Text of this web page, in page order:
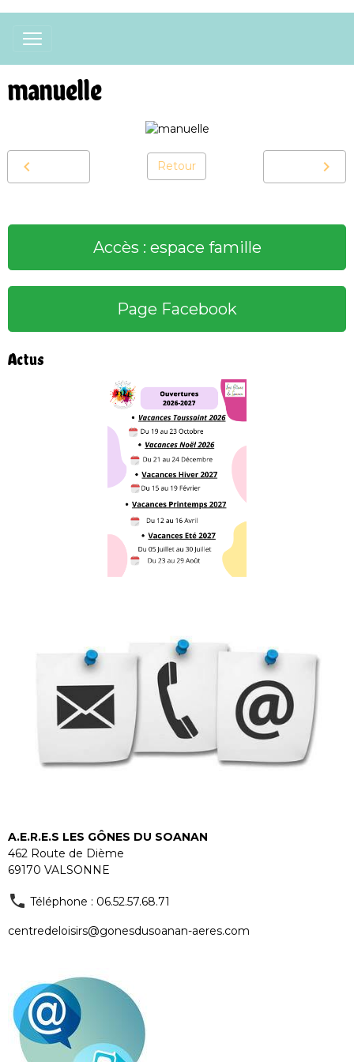
manuelle
Retour
Accès : espace famille
Page Facebook
Actus
A.E.R.E.S LES GÔNES DU SOANAN
462 Route de Dième
69170 VALSONNE
Téléphone : 06.52.57.68.71
centredeloisirs@gonesdusoanan-aeres.com